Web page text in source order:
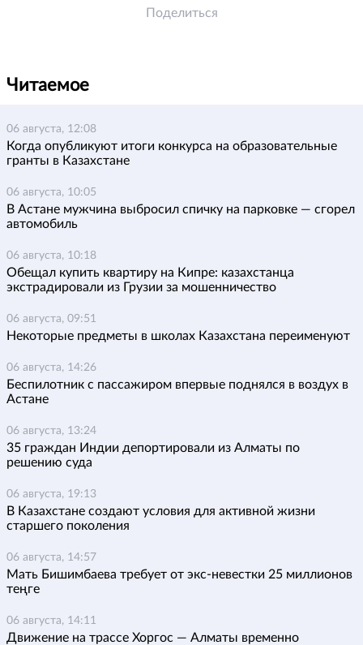
Поделиться
Читаемое
06 августа, 12:08
Когда опубликуют итоги конкурса на образовательные
гранты в Казахстане
06 августа, 10:05
В Астане мужчина выбросил спичку на парковке — сгорел
автомобиль
06 августа, 10:18
Обещал купить квартиру на Кипре: казахстанца
экстрадировали из Грузии за мошенничество
06 августа, 09:51
Некоторые предметы в школах Казахстана переименуют
06 августа, 14:26
Беспилотник с пассажиром впервые поднялся в воздух в
Астане
06 августа, 13:24
35 граждан Индии депортировали из Алматы по
решению суда
06 августа, 19:13
В Казахстане создают условия для активной жизни
старшего поколения
06 августа, 14:57
Мать Бишимбаева требует от экс-невестки 25 миллионов
теңге
06 августа, 14:11
Движение на трассе Хоргос — Алматы временно